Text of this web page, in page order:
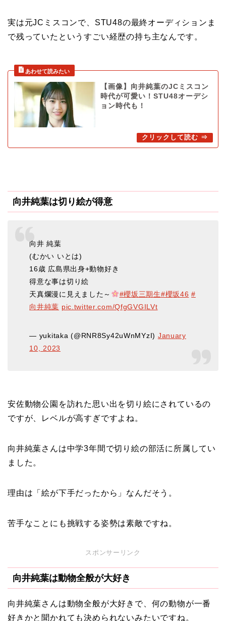
実は元JCミスコンで、STU48の最終オーディションま
で残っていたというすごい経歴の持ち主なんです。
【画像】向井純葉のJCミスコン
時代が可愛い！STU48オーデシ
ョン時代も！
向井純葉は切り絵が得意
向井 純葉
(むかい いとは)
16歳 広島県出身+動物好き
得意な事は切り絵
天真爛漫に見えました～
#櫻坂三期生#櫻坂46 #
向井純葉 pic.twitter.com/QfgGVGILVt
— yukitaka (@RNR8Sy42uWnMYzI) January
10, 2023
安佐動物公園を訪れた思い出を切り絵にされているの
ですが、レベルが高すぎですよね。
向井純葉さんは中学3年間で切り絵の部活に所属してい
ました。
理由は「絵が下手だったから」なんだそう。
苦手なことにも挑戦する姿勢は素敵ですね。
スポンサーリンク
向井純葉は動物全般が大好き
向井純葉さんは動物全般が大好きで、何の動物が一番
好きかと聞かれても決められないみたいですね。